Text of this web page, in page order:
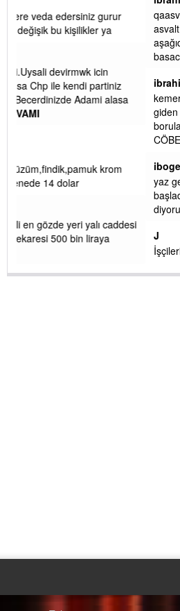
qaasvalt kansorejen madde
asvalt döke döke kaldırımlar ana
aşağıda kaldı bi yağmurda
ibrahim yalçınkaya
kemer mezarlık altı CİĞİRLİK
giden yola gelin EREĞLİ
boruları zamanında tüm ereğli de
ibogemici
yaz geldi layyy layyy layy lom
başladı biz halk ekmek fabrikası
diyoruz ağacum yaz konserleri
J